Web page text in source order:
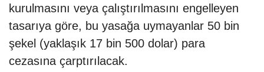
kurulmasını veya çalıştırılmasını engelleyen
tasarıya göre, bu yasağa uymayanlar 50 bin
şekel (yaklaşık 17 bin 500 dolar) para
cezasına çarptırılacak.